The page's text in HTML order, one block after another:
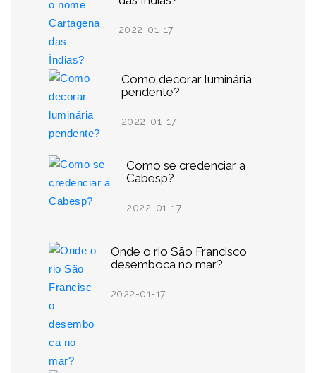
2022-01-17
Como decorar luminária
pendente?
2022-01-17
Como se credenciar a
Cabesp?
2022-01-17
Onde o rio São Francisco
desemboca no mar?
2022-01-17